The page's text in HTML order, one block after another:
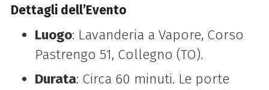
Dettagli dell’Evento
Luogo: Lavanderia a Vapore, Corso
Pastrengo 51, Collegno (TO).
Durata: Circa 60 minuti. Le porte